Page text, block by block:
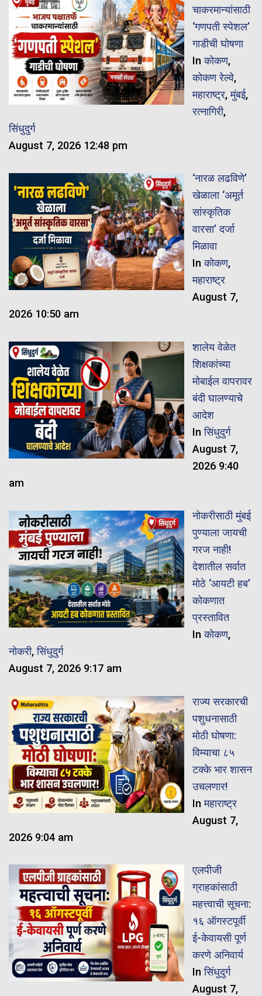
चाकरमान्यांसाठी
‘गणपती स्पेशल’
गाडीची घोषणा
Inकोकण,
कोकण रेल्वे,
महाराष्ट्र,मुंबई,
रत्नागिरी,
सिंधुदुर्ग
August 7, 2026 12:48 pm
‘नारळ लढविणे’
खेळाला ‘अमूर्त
सांस्कृतिक
वारसा’ दर्जा
मिळावा
Inकोकण,
महाराष्ट्र
August 7,
2026 10:50 am
शालेय वेळेत
शिक्षकांच्या
मोबाईल वापरावर
बंदी घालण्याचे
आदेश
Inसिंधुदुर्ग
August 7,
2026 9:40
am
नोकरीसाठी मुंबई
पुण्याला जायची
गरज नाही!
देशातील सर्वात
मोठे ‘आयटी हब’
कोकणात
प्रस्तावित
Inकोकण,
नोकरी,सिंधुदुर्ग
August 7, 2026 9:17 am
राज्य सरकारची
पशुधनासाठी
मोठी घोषणा:
विम्याचा ८५
टक्के भार शासन
उचलणार!
Inमहाराष्ट्र
August 7,
2026 9:04 am
एलपीजी
ग्राहकांसाठी
महत्त्वाची सूचना:
१६ ऑगस्टपूर्वी
ई-केवायसी पूर्ण
करणे अनिवार्य
Inसिंधुदुर्ग
August 7,